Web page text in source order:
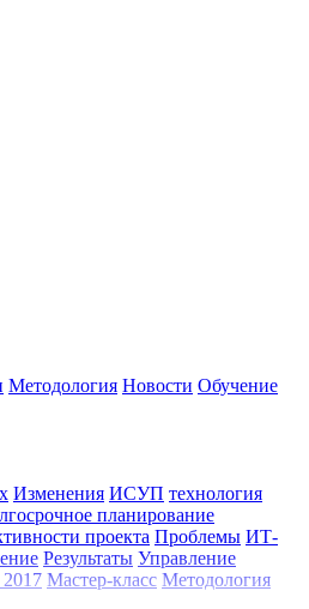
Методология Новости Обучение
Изменения ИСУП технология
планирование
проекта Проблемы ИТ-
Результаты Управление
Мастер-класс Методология